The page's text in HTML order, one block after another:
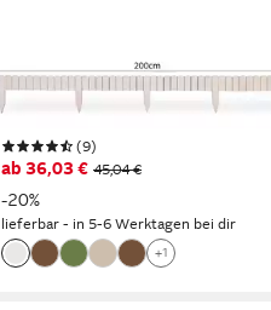
Beeteinfassung Holz
Beetumrandungen Zaun, Länge:
(9)
ab 36,03 € 45,04 €
-20%
lieferbar - in 5-6 Werktagen bei dir
+1